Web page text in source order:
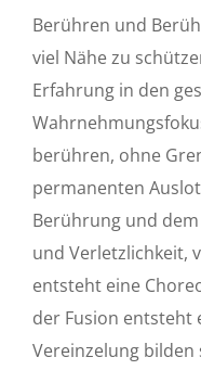
Berühren und
viel Nähe zu
Erfahrung in den
berühren, ohne
permanenten
Berührung und
und Verletzlichkeit,
entsteht eine
der Fusion entsteht
Vereinzelung bilden